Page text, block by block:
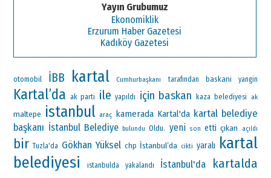
Yayın Grubumuz
Ekonomiklik
Erzurum Haber Gazetesi
Kadıköy Gazetesi
otomobil İBB kartal Cumhurbaşkanı tarafından baskani yangin
Kartal’da ak parti ile yapıldı için baskan kaza belediyesi ak
maltepe istanbul araç kamerada Kartal'da kartal belediye
başkanı İstanbul Belediye bulundu Oldu. yeni son etti çıkan açıldı
bir Tuzla'da Gökhan Yüksel chp İstanbul’da cikti yaralı kartal
belediyesi
istanbulda yakalandı İstanbul'da kartalda